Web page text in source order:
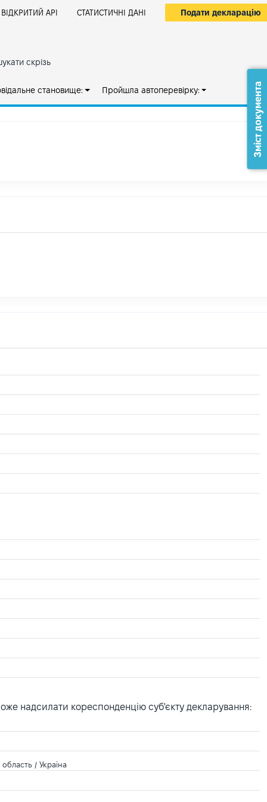
ВІДКРИТИЙ АРІ СТАТИСТИЧНІ ДАНІ Подати декларацію
скрізь
становище: Пройшла автоперевірку:
надсилати кореспонденцію суб'єкту декларування:
/ Україна
Зміст документа